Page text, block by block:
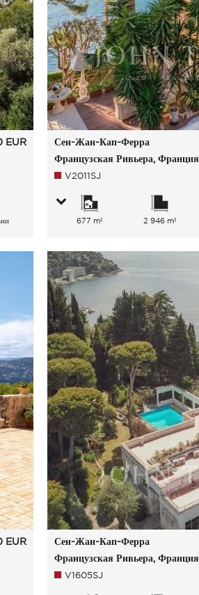
EUR
Сен-Жан-Кап-Ферра
Французская Ривьера, Франция
V2011SJ
677 m² 2 946 m²
EUR
Сен-Жан-Кап-Ферра
Французская Ривьера, Франция
V1605SJ